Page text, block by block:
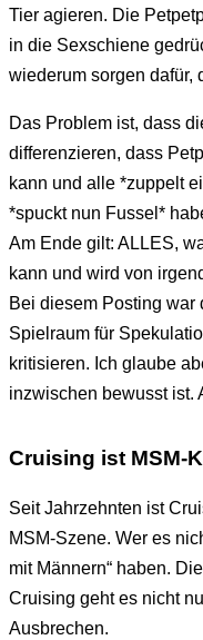
Tier agieren. Die
in die Sexschiene
wiederum sorgen dafür,
Das Problem ist, dass
differenzieren, dass
kann und alle *zuppelt
*spuckt nun Fussel*
Am Ende gilt: ALLES,
kann und wird von
Bei diesem Posting war
Spielraum für
kritisieren. Ich glaube
inzwischen bewusst ist.
Cruising ist MSM-
Seit Jahrzehnten ist
MSM-Szene. Wer es
mit Männern“ haben.
Cruising geht es nicht
Ausbrechen.